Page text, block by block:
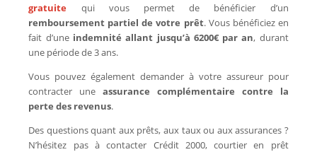
gratuite qui vous permet de bénéficier d’un
remboursement partiel de votre prêt. Vous bénéficiez en
fait d’une indemnité allant jusqu’à 6200€ par an, durant
une période de 3 ans.
Vous pouvez également demander à votre assureur pour
contracter uneassurance complémentaire contre la
perte des revenus.
Des questions quant aux prêts, aux taux ou aux assurances ?
N’hésitez pas à contacter Crédit 2000, courtier en prêt